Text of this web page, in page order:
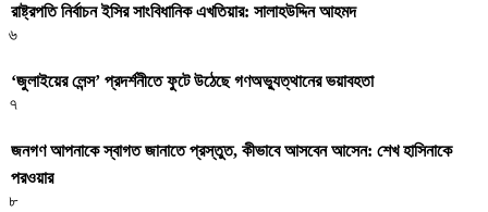
রাষ্ট্রপতি নির্বাচন ইসির সাংবিধানিক এখতিয়ার: সালাহউদ্দিন আহমদ
৬
‘জুলাইয়ের লেন্স’ প্রদর্শনীতে ফুটে উঠেছে গণঅভ্যুত্থানের ভয়াবহতা
৭
জনগণ আপনাকে স্বাগত জানাতে প্রস্তুত, কীভাবে আসবেন আসেন: শেখ হাসিনাকে
পরওয়ার
৮